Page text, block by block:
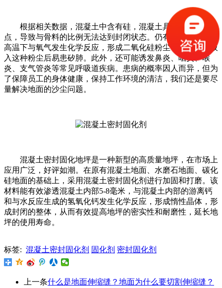
根据相关数据，混凝土中含有硅，混凝土具有多孔性的特
点，导致与骨料的比例无法达到封闭状态。仍有大量游离硅在
高温下与氧气发生化学反应，形成二氧化硅粉尘，人类长期吸
入这种粉尘后易患矽肺。此外，还可能诱发鼻炎、咽炎、喉
炎、支气管炎等常见呼吸道疾病。患病的概率因人而异，但为
了保障员工的身体健康，保持工作环境的清洁，我们还是要尽
量解决地面的沙尘问题。
混凝土密封固化地坪是一种新型的高质量地坪，在市场上
应用广泛，好评如潮。在原有混凝土地面、水磨石地面、碳化
硅地面的基础上，采用混凝土密封固化剂进行加固和打磨。该
材料能有效渗透混凝土内部5-8毫米，与混凝土内部的游离钙
和与水反应生成的氢氧化钙发生化学反应，形成惰性晶体，形
成封闭的整体，从而有效提高地坪的密实性和耐磨性，延长地
坪的使用寿命。
标签: 混凝土密封固化剂 固化剂 密封固化剂
上一条什么是地面伸缩缝？地面为什么要切割伸缩缝？